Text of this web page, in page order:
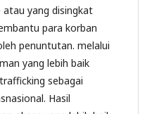
atau yang disingkat
para korban
penuntutan. melalui
yang lebih baik
sebagai
Hasil